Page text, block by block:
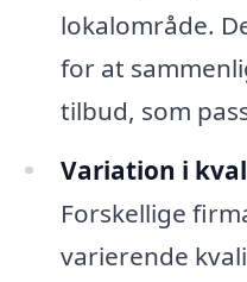
lokalområde.
for at
tilbud, som
Variation i
Forskellige
varierende